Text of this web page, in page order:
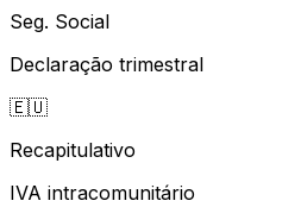
Seg. Social
Declaração trimestral
🇪🇺
Recapitulativo
IVA intracomunitário